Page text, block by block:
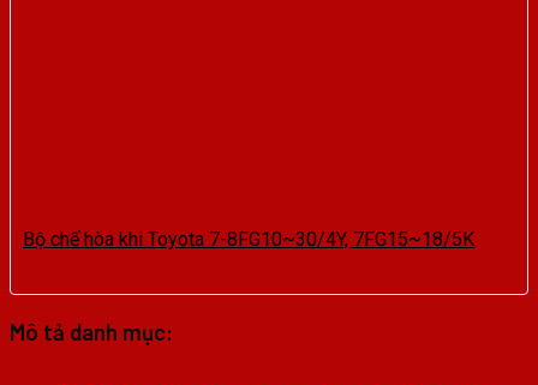
Bộ chế hòa khi Toyota 7-8FG10~30/4Y, 7FG15~18/5K
Mô tả danh mục: